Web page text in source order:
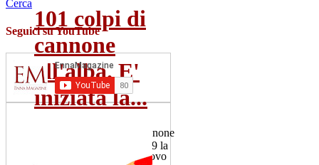
101 colpi di
cannone
all'alba. E'
iniziata la...
Il 2 luglio 101 colpi di cannone
salutano la Patrona. Alle 19 la
"Nave d'oro" esce dal...
Cerca
Seguici su YouTube